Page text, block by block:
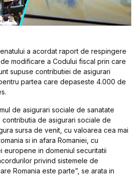
a acordat raport de respingere
modificare a Codului fiscal prin care
supuse contributiei de asigurari
partea care depaseste 4.000 de
de asigurari sociale de sanatate
de asigurari sociale de
sursa de venit, cu valoarea cea mai
si in afara Romaniei, cu
europene in domeniul securitatii
privind sistemele de
Romania este parte”, se arata in